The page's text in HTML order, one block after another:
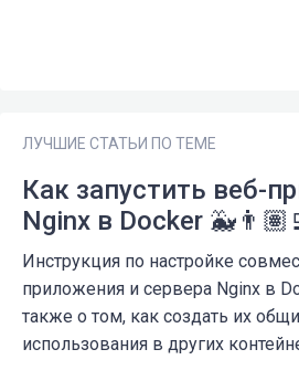
ЛУЧШИЕ СТАТЬИ ПО ТЕМЕ
Как запустить веб-
Nginx в Docker
Инструкция по настройке
приложения и сервера Nginx в
также о том, как создать их
использования в других